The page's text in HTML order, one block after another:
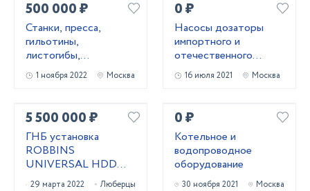
500 000 ₽
Станки, пресса,
гильотины,
листогибы,
трубогибы, вальцы,
молоты
1 ноября 2022 Москва
0 ₽
Насосы дозаторы
импортного и
отечественного
производства
16 июля 2021 Москва
5 500 000 ₽
ГНБ установка
ROBBINS
UNIVERSAL HDD
UNI 24x40
29 марта 2022 Люберцы
0 ₽
Котельное и
водопроводное
оборудование
30 ноября 2021 Москва